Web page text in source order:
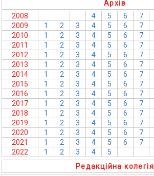
Архів
2008
4 5 6 7
2009
1 2 3 4 5 6 7
2010
1 2 3 4 5 6 7
2011
1 2 3 4 5 6 7
2012
1 2 3 4 5 6 7
2013
1 2 3 4 5 6 7
2014
1 2 3 4 5 6 7
2015
1 2 3 4 5 6 7
2016
1 2 3 4 5 6 7
2017
1 2 3 4 5 6 7
2018
1 2 3 4 5 6 7
2019
1 2 3 4 5 6 7
2020
1 2 3 4 5 6 7
2021
1 2 3 4 5 6 7
2022
1 2 3 4 5
Редакційна колегія